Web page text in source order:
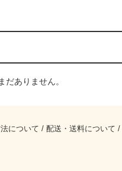
だありません。
について / 配送・送料について /